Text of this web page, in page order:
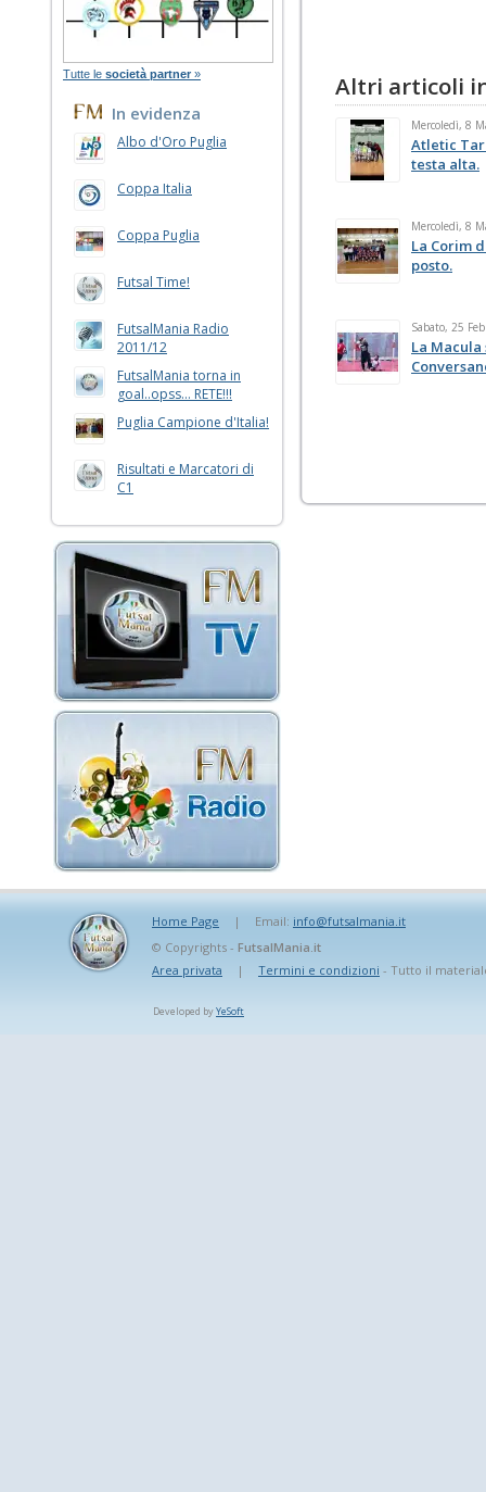
Tutte le società partner »
In evidenza
Albo d'Oro Puglia
Coppa Italia
Coppa Puglia
Futsal Time!
FutsalMania Radio
2011/12
FutsalMania torna in
goal..opss... RETE!!!
Puglia Campione d'Italia!
Risultati e Marcatori di
C1
Altri articoli
Mercoledì, 8
Atletic
testa alta.
Mercoledì, 8
La Corim
posto.
Sabato, 25
La
Home Page | Email: info@futsalmania.it
© Copyrights - FutsalMania.it
Area privata
| Termini e condizioni - Tutto il
Developed byYeSoft